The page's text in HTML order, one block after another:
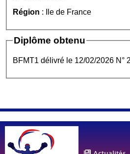
Région : Ile de France
Diplôme obtenu
BFMT1 délivré le 12/02/2026 N°